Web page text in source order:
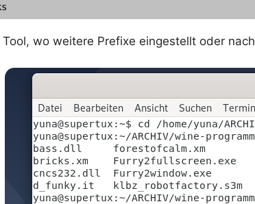
wo weitere Prefixe eingestellt oder